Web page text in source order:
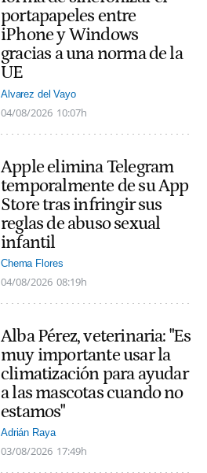
portapapeles entre
iPhone y Windows
gracias a una norma de la
UE
Alvarez del Vayo
04/08/2026 10:07h
Apple elimina Telegram
temporalmente de su App
Store tras infringir sus
reglas de abuso sexual
infantil
Chema Flores
04/08/2026 08:19h
Alba Pérez, veterinaria: "Es
muy importante usar la
climatización para ayudar
a las mascotas cuando no
estamos"
Adrián Raya
03/08/2026 17:49h